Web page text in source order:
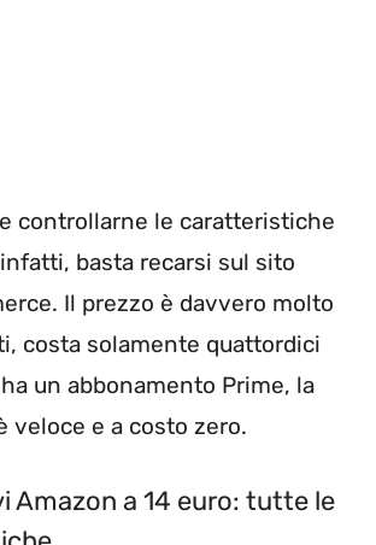
controllarne le caratteristiche
basta recarsi sul sito
Il prezzo è davvero molto
costa solamente quattordici
un abbonamento Prime, la
veloce e a costo zero.
Amazon a 14 euro: tutte le